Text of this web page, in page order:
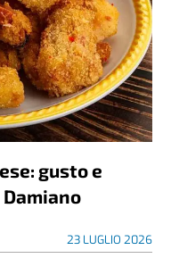
gusto e
Damiano
23 LUGLIO 2026